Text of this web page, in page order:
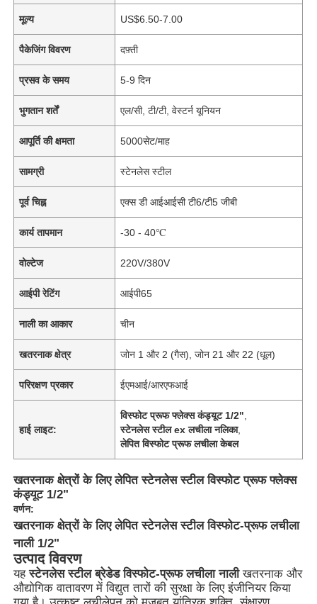
मूल्य US$6.50-7.00
पैकेजिंग विवरण दफ़्ती
प्रसव के समय 5-9 दिन
भुगतान शर्तें एल/सी, टी/टी, वेस्टर्न यूनियन
आपूर्ति की क्षमता 5000सेट/माह
सामग्री स्टेनलेस स्टील
पूर्व चिह्न एक्स डी आईआईसी टी6/टी5 जीबी
कार्य तापमान -30 - 40℃
वोल्टेज 220V/380V
आईपी ​​रेटिंग आईपी65
नाली का आकार चीन
खतरनाक क्षेत्र जोन 1 और 2 (गैस), जोन 21 और 22 (धूल)
परिरक्षण प्रकार ईएमआई/आरएफआई
हाई लाइट:
विस्फोट प्रूफ फ्लेक्स कंड्यूट 1/2"
स्टेनलेस स्टील ex लचीला नलिका,
लेपित विस्फोट प्रूफ लचीला केबल
खतरनाक क्षेत्रों के लिए लेपित स्टेनलेस स्टील विस्फोट प्रूफ फ्लेक्स
कंड्यूट 1/2"
वर्णन:
खतरनाक क्षेत्रों के लिए लेपित स्टेनलेस स्टील विस्फोट-प्रूफ लचीला
नाली 1/2"
उत्पाद विवरण
यहस्टेनलेस स्टील ब्रेडेड विस्फोट-प्रूफ लचीला नालीखतरनाक और
औद्योगिक वातावरण में विद्युत तारों की सुरक्षा के लिए इंजीनियर किया